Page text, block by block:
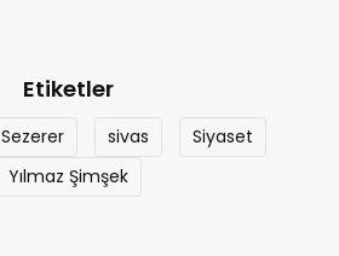
Etiketler
sivas
Siyaset
Yılmaz Şimşek